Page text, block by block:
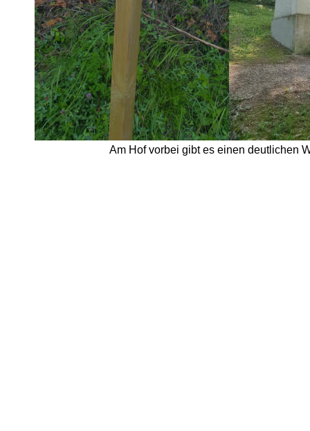
Am Hof vorbei gibt es einen deutlichen